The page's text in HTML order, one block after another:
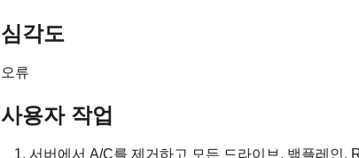
심각도
오류
사용자 작업
서버에서 A/C를 제거하고 모든 드라이브, 백플레인,